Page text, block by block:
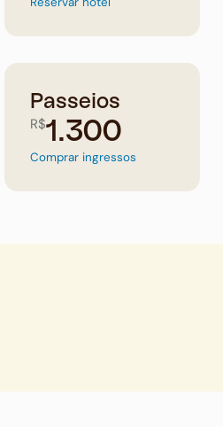
Passeios
R$1.300
Comprar ingressos